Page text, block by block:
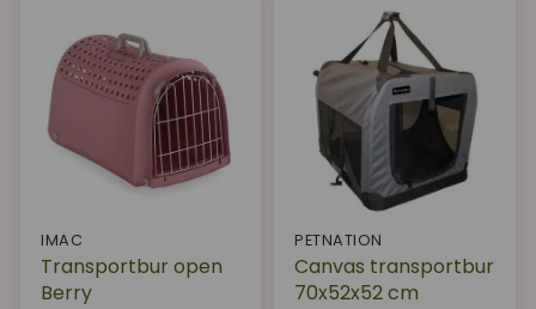
IMAC
Transportbur open
Berry
PETNATION
Canvas transportbur
70x52x52 cm